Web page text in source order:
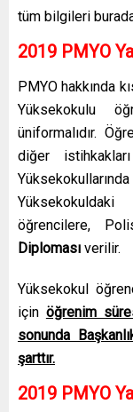
tüm bilgileri
2019 PMYO
PMYO hakkında
Yüksekokulu
üniformalıdır.
diğer
öğrencilere,
Diploması verilir.
Yüksekokul
için öğrenim
sonunda
şarttır.
2019 PMYO